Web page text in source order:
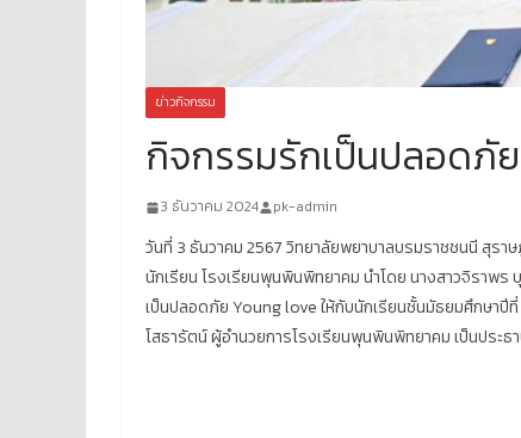
ข่าวกิจกรรม
กิจกรรมรักเป็นปลอดภั
3 ธันวาคม 2024 pk-admin
วันที่ 3 ธันวาคม 2567 วิทยาลัยพยาบาลบรมราชชนนี สุร
นักเรียน โรงเรียนพุนพินพิทยาคม นำโดย นางสาวจิราพ
เป็นปลอดภัย Young love ให้กับนักเรียนชั้นมัธยมศึกษา
โสธารัตน์ ผู้อำนวยการโรงเรียนพุนพินพิทยาคม เป็นประธ